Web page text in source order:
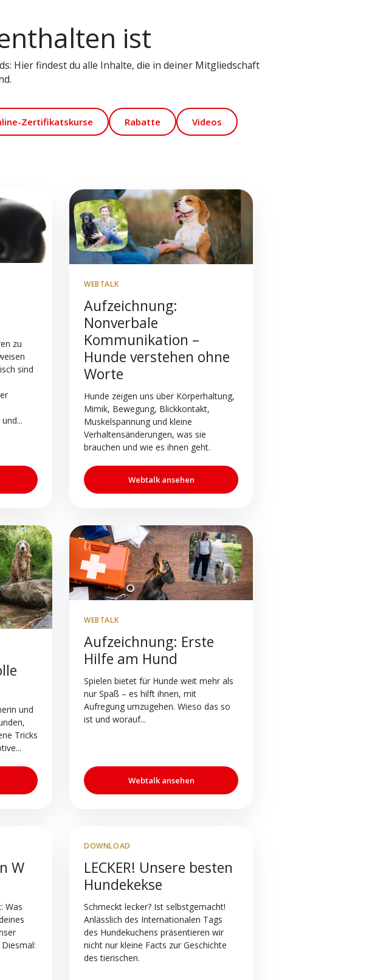
ist
Hier findest du alle Inhalte, die in deiner Mitgliedschaft
Zertifikatskurse Rabatte Videos
zu
sind
WEBTALK
Aufzeichnung:
Nonverbale
Kommunikation –
Hunde verstehen ohne
Worte
Hunde zeigen uns über Körperhaltung,
Mimik, Bewegung, Blickkontakt,
Muskelspannung und kleine
Verhaltensänderungen, was sie
brauchen und wie es ihnen geht.
Webtalk ansehen
und
Tricks
WEBTALK
Aufzeichnung: Erste
Hilfe am Hund
Spielen bietet für Hunde weit mehr als
nur Spaß – es hilft ihnen, mit
Aufregung umzugehen. Wieso das so
ist und worauf...
Webtalk ansehen
W
Was
DOWNLOAD
LECKER! Unsere besten
Hundekekse
Schmeckt lecker? Ist selbstgemacht!
Anlässlich des Internationalen Tags
des Hundekuchens präsentieren wir
nicht nur kleine Facts zur Geschichte
des tierischen.